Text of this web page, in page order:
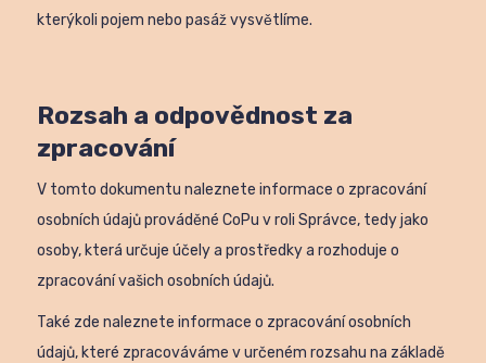
kterýkoli pojem nebo pasáž vysvětlíme.
Rozsah a odpovědnost za
zpracování
V tomto dokumentu naleznete informace o zpracování
osobních údajů prováděné CoPu v roli Správce, tedy jako
osoby, která určuje účely a prostředky a rozhoduje o
zpracování vašich osobních údajů.
Také zde naleznete informace o zpracování osobních
údajů, které zpracováváme v určeném rozsahu na základě